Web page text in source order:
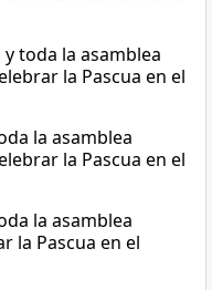
y toda la asamblea
la Pascua en el
la asamblea
la Pascua en el
la asamblea
la Pascua en el